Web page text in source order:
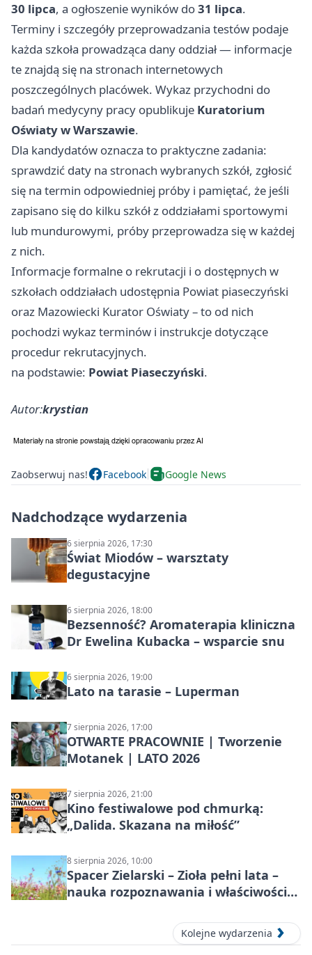
30 lipca, a ogłoszenie wyników do31 lipca.
Terminy i szczegóły przeprowadzania testów podaje
każda szkoła prowadząca dany oddział — informacje
te znajdą się na stronach internetowych
poszczególnych placówek. Wykaz przychodni do
badań medycyny pracy opublikuje Kuratorium
Oświaty w Warszawie.
Dla kandydatów oznacza to praktyczne zadania:
sprawdzić daty na stronach wybranych szkół, zgłosić
się na termin odpowiedniej próby i pamiętać, że jeśli
zapisano się do kilku szkół z oddziałami sportowymi
lub mundurowymi, próby przeprowadza się w każdej
z nich.
Informacje formalne o rekrutacji i o dostępnych w
szkołach oddziałach udostępnia Powiat piaseczyński
oraz Mazowiecki Kurator Oświaty – to od nich
pochodzi wykaz terminów i instrukcje dotyczące
procedur rekrutacyjnych.
na podstawie: Powiat Piaseczyński.
Autor:krystian
Zaobserwuj nas! Facebook Google News
Nadchodzące wydarzenia
6 sierpnia 2026, 17:30
Świat Miodów – warsztaty
degustacyjne
6 sierpnia 2026, 18:00
Bezsenność? Aromaterapia kliniczna
Dr Ewelina Kubacka – wsparcie snu
6 sierpnia 2026, 19:00
Lato na tarasie – Luperman
7 sierpnia 2026, 17:00
OTWARTE PRACOWNIE | Tworzenie
Motanek | LATO 2026
7 sierpnia 2026, 21:00
Kino festiwalowe pod chmurką:
„Dalida. Skazana na miłość”
8 sierpnia 2026, 10:00
Spacer Zielarski – Zioła pełni lata –
nauka rozpoznawania i właściwości
Kolejne wydarzenia